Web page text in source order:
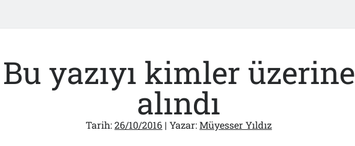
Bu yazıyı kimler üzerine
alındı
Tarih:26/10/2016 | Yazar:Müyesser Yıldız